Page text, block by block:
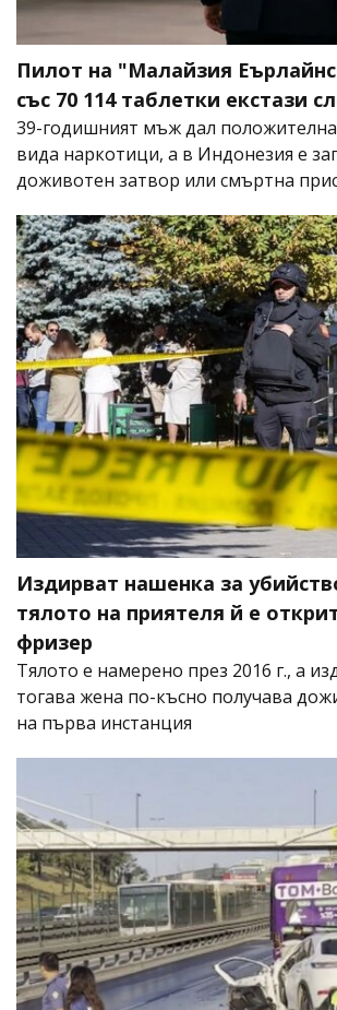
Пилот на "Малайзия
със 70 114 таблетки екстази
39-годишният мъж дал
вида наркотици, а в Индонезия е
доживотен затвор или смъртна
Издирват нашенка за
тялото на приятеля й е
фризер
Тялото е намерено през 2016 г., а
тогава жена по-късно получава
на първа инстанция